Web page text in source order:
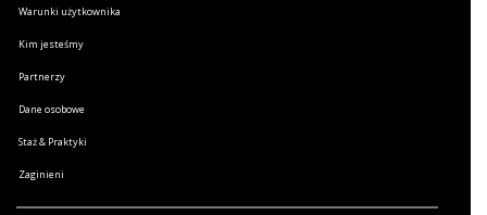
Warunki użytkownika
Kim jesteśmy
Partnerzy
Dane osobowe
Staż & Praktyki
Zaginieni